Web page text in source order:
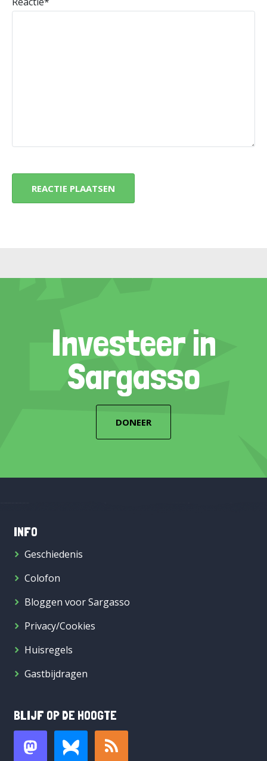
Investeer in
Sargasso
DONEER
INFO
Geschiedenis
Colofon
Bloggen voor Sargasso
Privacy/Cookies
Huisregels
Gastbijdragen
BLIJF OP DE HOOGTE